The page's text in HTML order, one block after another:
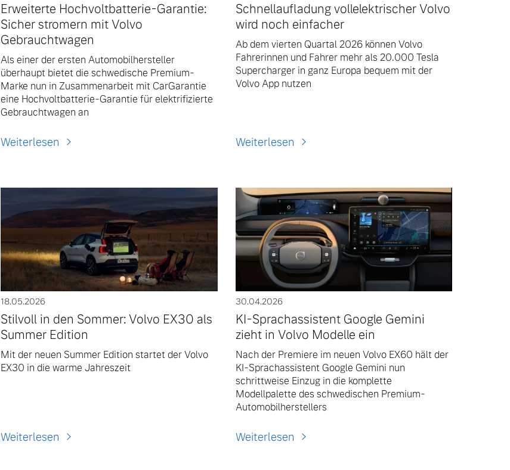
Erweiterte Hochvoltbatterie-Garantie:
Sicher stromern mit Volvo
Gebrauchtwagen
Als einer der ersten Automobilhersteller
überhaupt bietet die schwedische Premium-
Marke nun in Zusammenarbeit mit CarGarantie
eine Hochvoltbatterie-Garantie für elektrifizierte
Gebrauchtwagen an
Weiterlesen
Schnellaufladung vollelektrischer Volvo
wird noch einfacher
Ab dem vierten Quartal 2026 können Volvo
Fahrerinnen und Fahrer mehr als 20.000 Tesla
Supercharger in ganz Europa bequem mit der
Volvo App nutzen
Weiterlesen
18.05.2026
Stilvoll in den Sommer: Volvo EX30 als
Summer Edition
Mit der neuen Summer Edition startet der Volvo
EX30 in die warme Jahreszeit
Weiterlesen
30.04.2026
KI-Sprachassistent Google Gemini
zieht in Volvo Modelle ein
Nach der Premiere im neuen Volvo EX60 hält der
KI-Sprachassistent Google Gemini nun
schrittweise Einzug in die komplette
Modellpalette des schwedischen Premium-
Automobilherstellers
Weiterlesen